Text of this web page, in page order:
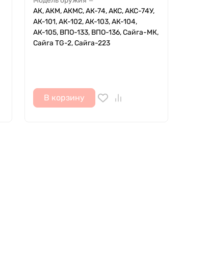
АК, АКМ, АКМС, АК-74, АКС, АКС-74У,
АК-101, АК-102, АК-103, АК-104,
АК-105, ВПО-133, ВПО-136, Сайга-МК,
Сайга TG-2, Сайга-223
В корзину